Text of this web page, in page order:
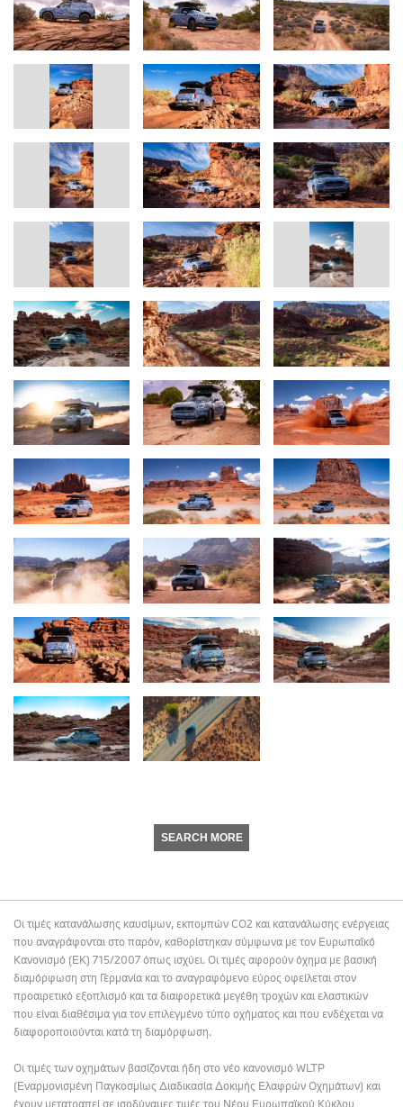
SEARCH MORE
Οι τιμές κατανάλωσης καυσίμων, εκπομπών CO2 και κατανάλωσης ενέργειας
που αναγράφονται στο παρόν, καθορίστηκαν σύμφωνα με τον Ευρωπαϊκό
Κανονισμό (ΕΚ) 715/2007 όπως ισχύει. Οι τιμές αφορούν όχημα με βασική
διαμόρφωση στη Γερμανία και το αναγραφόμενο εύρος οφείλεται στον
προαιρετικό εξοπλισμό και τα διαφορετικά μεγέθη τροχών και ελαστικών
που είναι διαθέσιμα για τον επιλεγμένο τύπο οχήματος και που ενδέχεται να
διαφοροποιούνται κατά τη διαμόρφωση.
Οι τιμές των οχημάτων βασίζονται ήδη στο νέο κανονισμό WLTP
(Εναρμονισμένη Παγκοσμίως Διαδικασία Δοκιμής Ελαφρών Οχημάτων) και
έχουν μετατραπεί σε ισοδύναμες τιμές του Νέου Ευρωπαϊκού Κύκλου